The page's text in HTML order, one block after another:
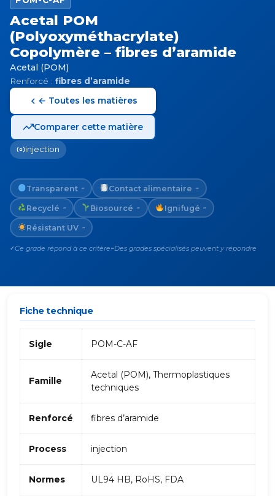
Acetal POM
(Polyoxyméthacrylate)
Copolymère – fibres d’aramide
Acetal (POM)
Renforcé : fibres d’aramide
← Toutes les matières
Comparer cette matière
injection
Transparent ~ Contact alimentaire ~
Recyclé ~ Biosourcé ~ Ignifugé ~
Résistant UV ~
✓ Ce grade répond à ce critère ~Des grades spécialisés peuvent y répondre
Fiche technique
Sigle POM-C-AF
Famille
Acetal (POM), Thermoplastiques
techniques
Renforcé fibres d’aramide
Process injection
Normes UL94 HB, RoHS, FDA